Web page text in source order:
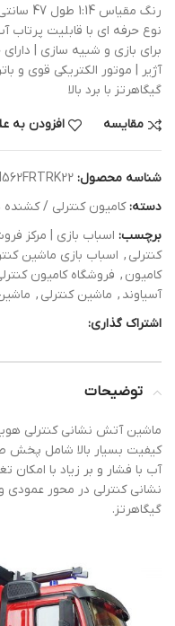
رنگ
نوع حرفه ای با قابلیت
برای بازی و شبیه سازی |
گیگاهرتز با برد بالا
مقایسه افزودن به
شناسه محصول:
دسته: کامیون کنترلی /
برچسب: اسباب بازی | مرکز
کنترلی , اسباب بازی ماشین
کامیون , فروشگاه کامیون
آسیاوند , ماشین کنترلی ,
اشتراک گذاری:
توضیحات
کیفیت بسیار بالا شامل پخش
آب با فشار و بر زیاد با
گیگاهرتز.